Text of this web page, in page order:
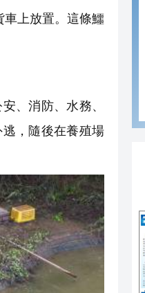
上放置。這條鱷
、消防、水務、
，隨後在養殖場